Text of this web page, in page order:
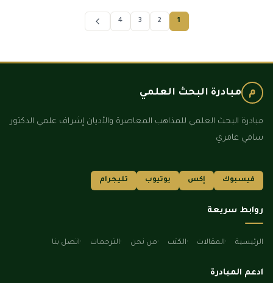
1
2
3
4
م مبادرة البحث العلمي
مبادرة البحث العلمي للمذاهب المعاصرة والأديان إشراف علمي الدكتور
سامي عامري
فيسبوك إكس يوتيوب تليجرام
روابط سريعة
الرئيسية المقالات الكتب من نحن الترجمات اتصل بنا
ادعم المبادرة